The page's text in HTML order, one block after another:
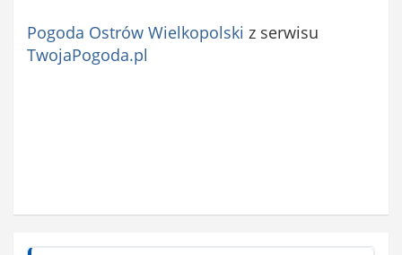
Pogoda Ostrów Wielkopolski z serwisu
TwojaPogoda.pl